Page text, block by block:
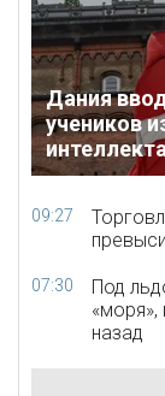
Дания
учеников
интеллекта
09:27
07:30
Под
«моря»,
назад